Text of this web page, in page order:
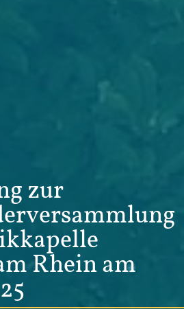
zur
Rhein am